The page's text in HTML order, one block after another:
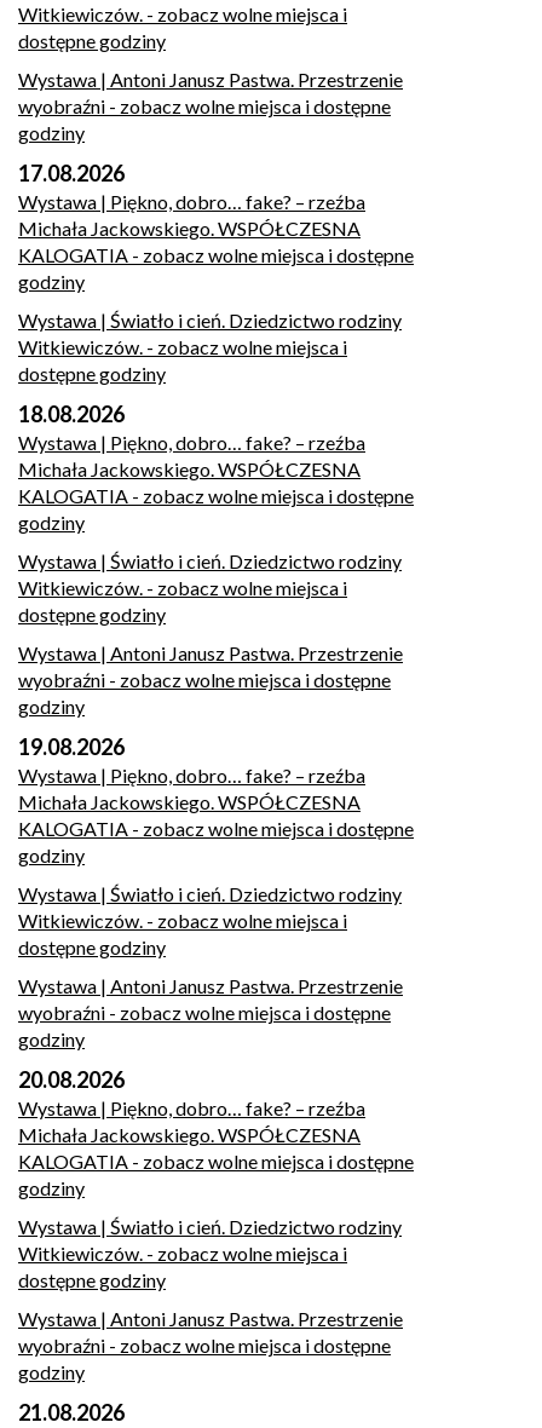
Witkiewiczów. - zobacz wolne miejsca i
dostępne godziny
Wystawa | Antoni Janusz Pastwa. Przestrzenie
wyobraźni - zobacz wolne miejsca i dostępne
godziny
17.08.2026
Wystawa | Piękno, dobro… fake? – rzeźba
Michała Jackowskiego. WSPÓŁCZESNA
KALOGATIA - zobacz wolne miejsca i dostępne
godziny
Wystawa | Światło i cień. Dziedzictwo rodziny
Witkiewiczów. - zobacz wolne miejsca i
dostępne godziny
18.08.2026
Wystawa | Piękno, dobro… fake? – rzeźba
Michała Jackowskiego. WSPÓŁCZESNA
KALOGATIA - zobacz wolne miejsca i dostępne
godziny
Wystawa | Światło i cień. Dziedzictwo rodziny
Witkiewiczów. - zobacz wolne miejsca i
dostępne godziny
Wystawa | Antoni Janusz Pastwa. Przestrzenie
wyobraźni - zobacz wolne miejsca i dostępne
godziny
19.08.2026
Wystawa | Piękno, dobro… fake? – rzeźba
Michała Jackowskiego. WSPÓŁCZESNA
KALOGATIA - zobacz wolne miejsca i dostępne
godziny
Wystawa | Światło i cień. Dziedzictwo rodziny
Witkiewiczów. - zobacz wolne miejsca i
dostępne godziny
Wystawa | Antoni Janusz Pastwa. Przestrzenie
wyobraźni - zobacz wolne miejsca i dostępne
godziny
20.08.2026
Wystawa | Piękno, dobro… fake? – rzeźba
Michała Jackowskiego. WSPÓŁCZESNA
KALOGATIA - zobacz wolne miejsca i dostępne
godziny
Wystawa | Światło i cień. Dziedzictwo rodziny
Witkiewiczów. - zobacz wolne miejsca i
dostępne godziny
Wystawa | Antoni Janusz Pastwa. Przestrzenie
wyobraźni - zobacz wolne miejsca i dostępne
godziny
21.08.2026